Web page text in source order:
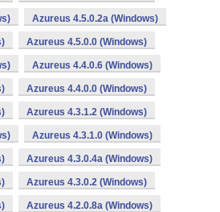
Azureus 4.5.0.2a (Windows)
Azureus 4.5.0.0 (Windows)
Azureus 4.4.0.6 (Windows)
Azureus 4.4.0.0 (Windows)
Azureus 4.3.1.2 (Windows)
Azureus 4.3.1.0 (Windows)
Azureus 4.3.0.4a (Windows)
Azureus 4.3.0.2 (Windows)
Azureus 4.2.0.8a (Windows)